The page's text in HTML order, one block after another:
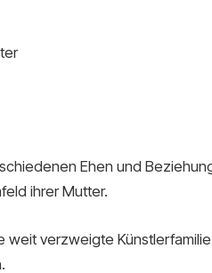
Ehen und
ihrer Mutter.
weit verzweigte